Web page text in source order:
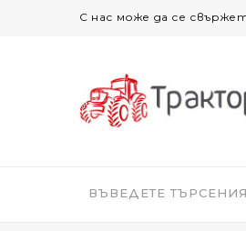
С нас може да се